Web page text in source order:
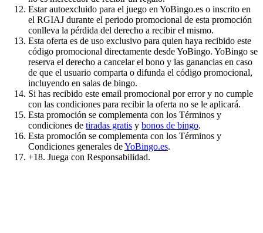
Estar autoexcluido para el juego en YoBingo.es o inscrito en
el RGIAJ durante el periodo promocional de esta promoción
conlleva la pérdida del derecho a recibir el mismo.
Esta oferta es de uso exclusivo para quien haya recibido este
código promocional directamente desde YoBingo. YoBingo se
reserva el derecho a cancelar el bono y las ganancias en caso
de que el usuario comparta o difunda el código promocional,
incluyendo en salas de bingo.
Si has recibido este email promocional por error y no cumple
con las condiciones para recibir la oferta no se le aplicará.
Esta promoción se complementa con los Términos y
condiciones de tiradas gratis y bonos de bingo.
Esta promoción se complementa con los Términos y
Condiciones generales deYoBingo.es.
+18. Juega con Responsabilidad.